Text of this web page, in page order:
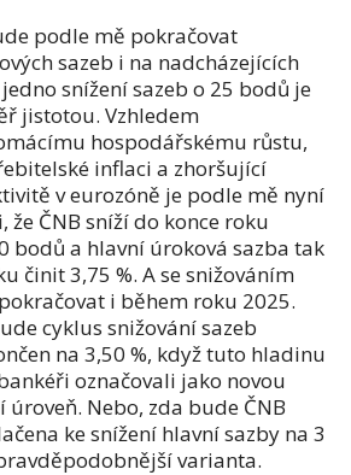
podle mě pokračovat
sazeb i na nadcházejících
snížení sazeb o 25 bodů je
jistotou. Vzhledem
hospodářskému růstu,
inflaci a zhoršující
v eurozóně je podle mě nyní
ČNB sníží do konce roku
bodů a hlavní úroková sazba tak
činit 3,75 %. A se snižováním
i během roku 2025.
cyklus snižování sazeb
na 3,50 %, když tuto hladinu
označovali jako novou
Nebo, zda bude ČNB
ke snížení hlavní sazby na 3
varianta.